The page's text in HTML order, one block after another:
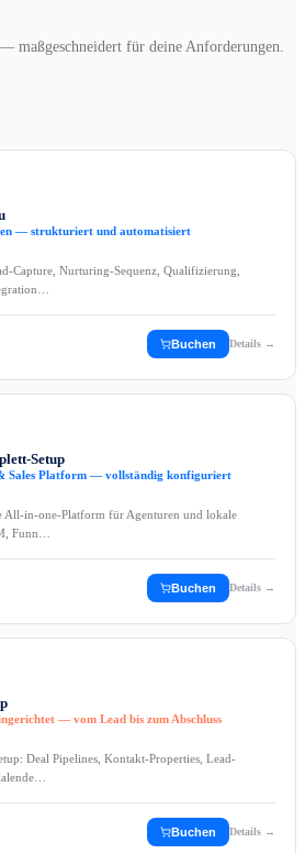
maßgeschneidert für deine Anforderungen.
— strukturiert und automatisiert
Capture, Nurturing-Sequenz, Qualifizierung,
Buchen Details →
Setup
Sales Platform — vollständig konfiguriert
All-in-one-Platform für Agenturen und lokale
Funn…
Buchen Details →
— vom Lead bis zum Abschluss
Deal Pipelines, Kontakt-Properties, Lead-
Buchen Details →